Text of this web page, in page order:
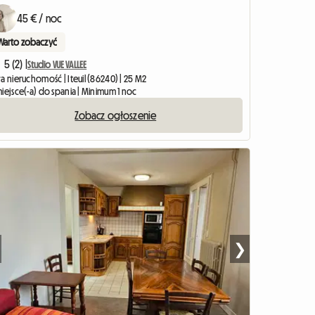
45 € / noc
zobaczyć
5 (2) | Studio VUE VALLEE
nieruchomość | Iteuil (86240) | 25 M2
a) do spania | Minimum 1 noc
Zobacz ogłoszenie
❯